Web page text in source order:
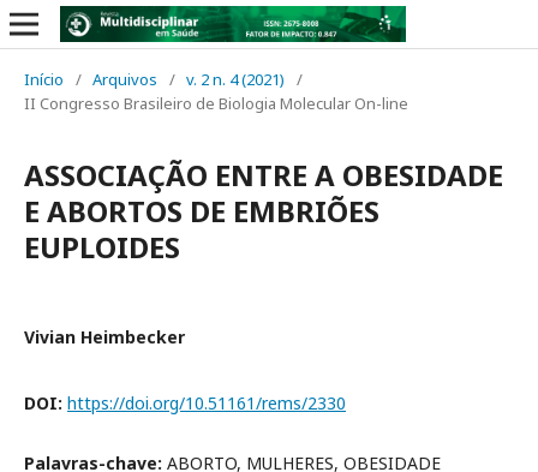
Início / Arquivos / v. 2 n. 4 (2021)
/
II Congresso Brasileiro de Biologia Molecular On-line
ASSOCIAÇÃO ENTRE A OBESIDADE
E ABORTOS DE EMBRIÕES
EUPLOIDES
Vivian Heimbecker
DOI: https://doi.org/10.51161/rems/2330
Palavras-chave: ABORTO, MULHERES, OBESIDADE